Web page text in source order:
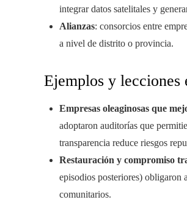
integrar datos satelitales y
Alianzas: consorcios entre
a nivel de distrito o provincia.
Ejemplos y lecciones
Empresas oleaginosas que
adoptaron auditorías que
transparencia reduce riesgos
Restauración y compromiso
episodios posteriores) obligaron
comunitarios.